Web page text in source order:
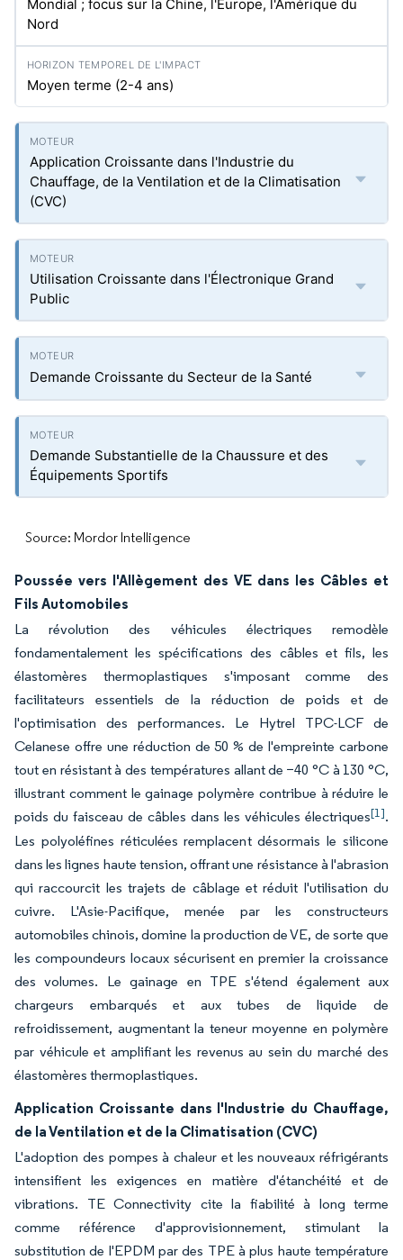
Mondial ; focus sur la Chine, l'Europe, l'Amérique du
Nord
Moyen terme (2-4 ans)
Application Croissante dans l'Industrie du
Chauffage, de la Ventilation et de la Climatisation
(CVC)
Utilisation Croissante dans l'Électronique Grand
Public
Demande Croissante du Secteur de la Santé
Demande Substantielle de la Chaussure et des
Équipements Sportifs
Source: Mordor Intelligence
Poussée vers l'Allègement des VE dans les Câbles et
Fils Automobiles
La révolution des véhicules électriques remodèle
fondamentalement les spécifications des câbles et fils, les
élastomères thermoplastiques s'imposant comme des
facilitateurs essentiels de la réduction de poids et de
l'optimisation des performances. Le Hytrel TPC-LCF de
Celanese offre une réduction de 50 % de l'empreinte carbone
tout en résistant à des températures allant de −40 °C à 130 °C,
illustrant comment le gainage polymère contribue à réduire le
poids du faisceau de câbles dans les véhicules électriques[1].
Les polyoléfines réticulées remplacent désormais le silicone
dans les lignes haute tension, offrant une résistance à l'abrasion
qui raccourcit les trajets de câblage et réduit l'utilisation du
cuivre. L'Asie-Pacifique, menée par les constructeurs
automobiles chinois, domine la production de VE, de sorte que
les compoundeurs locaux sécurisent en premier la croissance
des volumes. Le gainage en TPE s'étend également aux
chargeurs embarqués et aux tubes de liquide de
refroidissement, augmentant la teneur moyenne en polymère
par véhicule et amplifiant les revenus au sein du marché des
élastomères thermoplastiques.
Application Croissante dans l'Industrie du Chauffage,
de la Ventilation et de la Climatisation (CVC)
L'adoption des pompes à chaleur et les nouveaux réfrigérants
intensifient les exigences en matière d'étanchéité et de
vibrations. TE Connectivity cite la fiabilité à long terme
comme référence d'approvisionnement, stimulant la
substitution de l'EPDM par des TPE à plus haute température